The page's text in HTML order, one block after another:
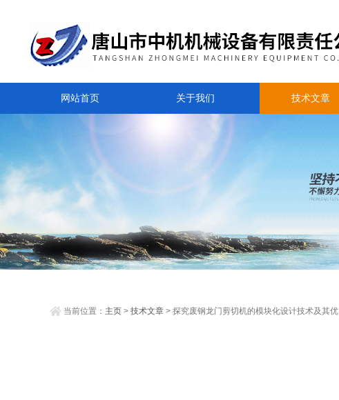
网站首页 关于我们 技术文章
当前位置： 主页 >技术文章 > 探究废钢龙门剪切机的模块化设计技术及其优